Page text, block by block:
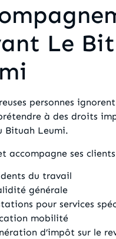
Le
personnes ignorent
à des droits
Bituah Leumi.
accompagne ses
du travail
générale
pour services
mobilité
d’impôt sur le